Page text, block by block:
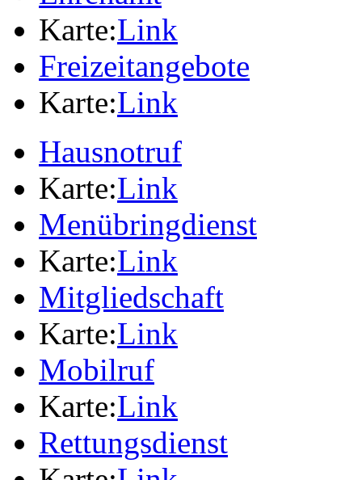
Karte:Link
Freizeitangebote
Karte:Link
Hausnotruf
Karte:Link
Menübringdienst
Karte:Link
Mitgliedschaft
Karte:Link
Mobilruf
Karte:Link
Rettungsdienst